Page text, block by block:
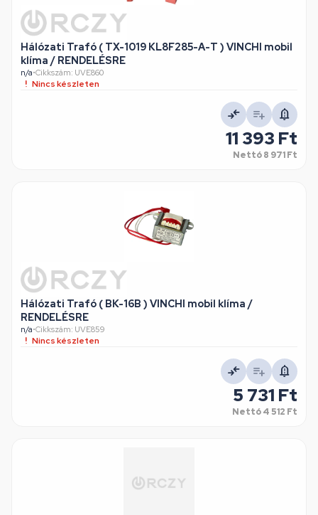
Hálózati Trafó ( TX-1019 KL8F285-A-T ) VINCHI mobil
klíma / RENDELÉSRE
n/a•Cikkszám: UVE860
Nincs készleten
11 393 Ft
Nettó8 971 Ft
Hálózati Trafó ( BK-16B ) VINCHI mobil klíma /
RENDELÉSRE
n/a•Cikkszám: UVE859
Nincs készleten
5 731 Ft
Nettó4 512 Ft